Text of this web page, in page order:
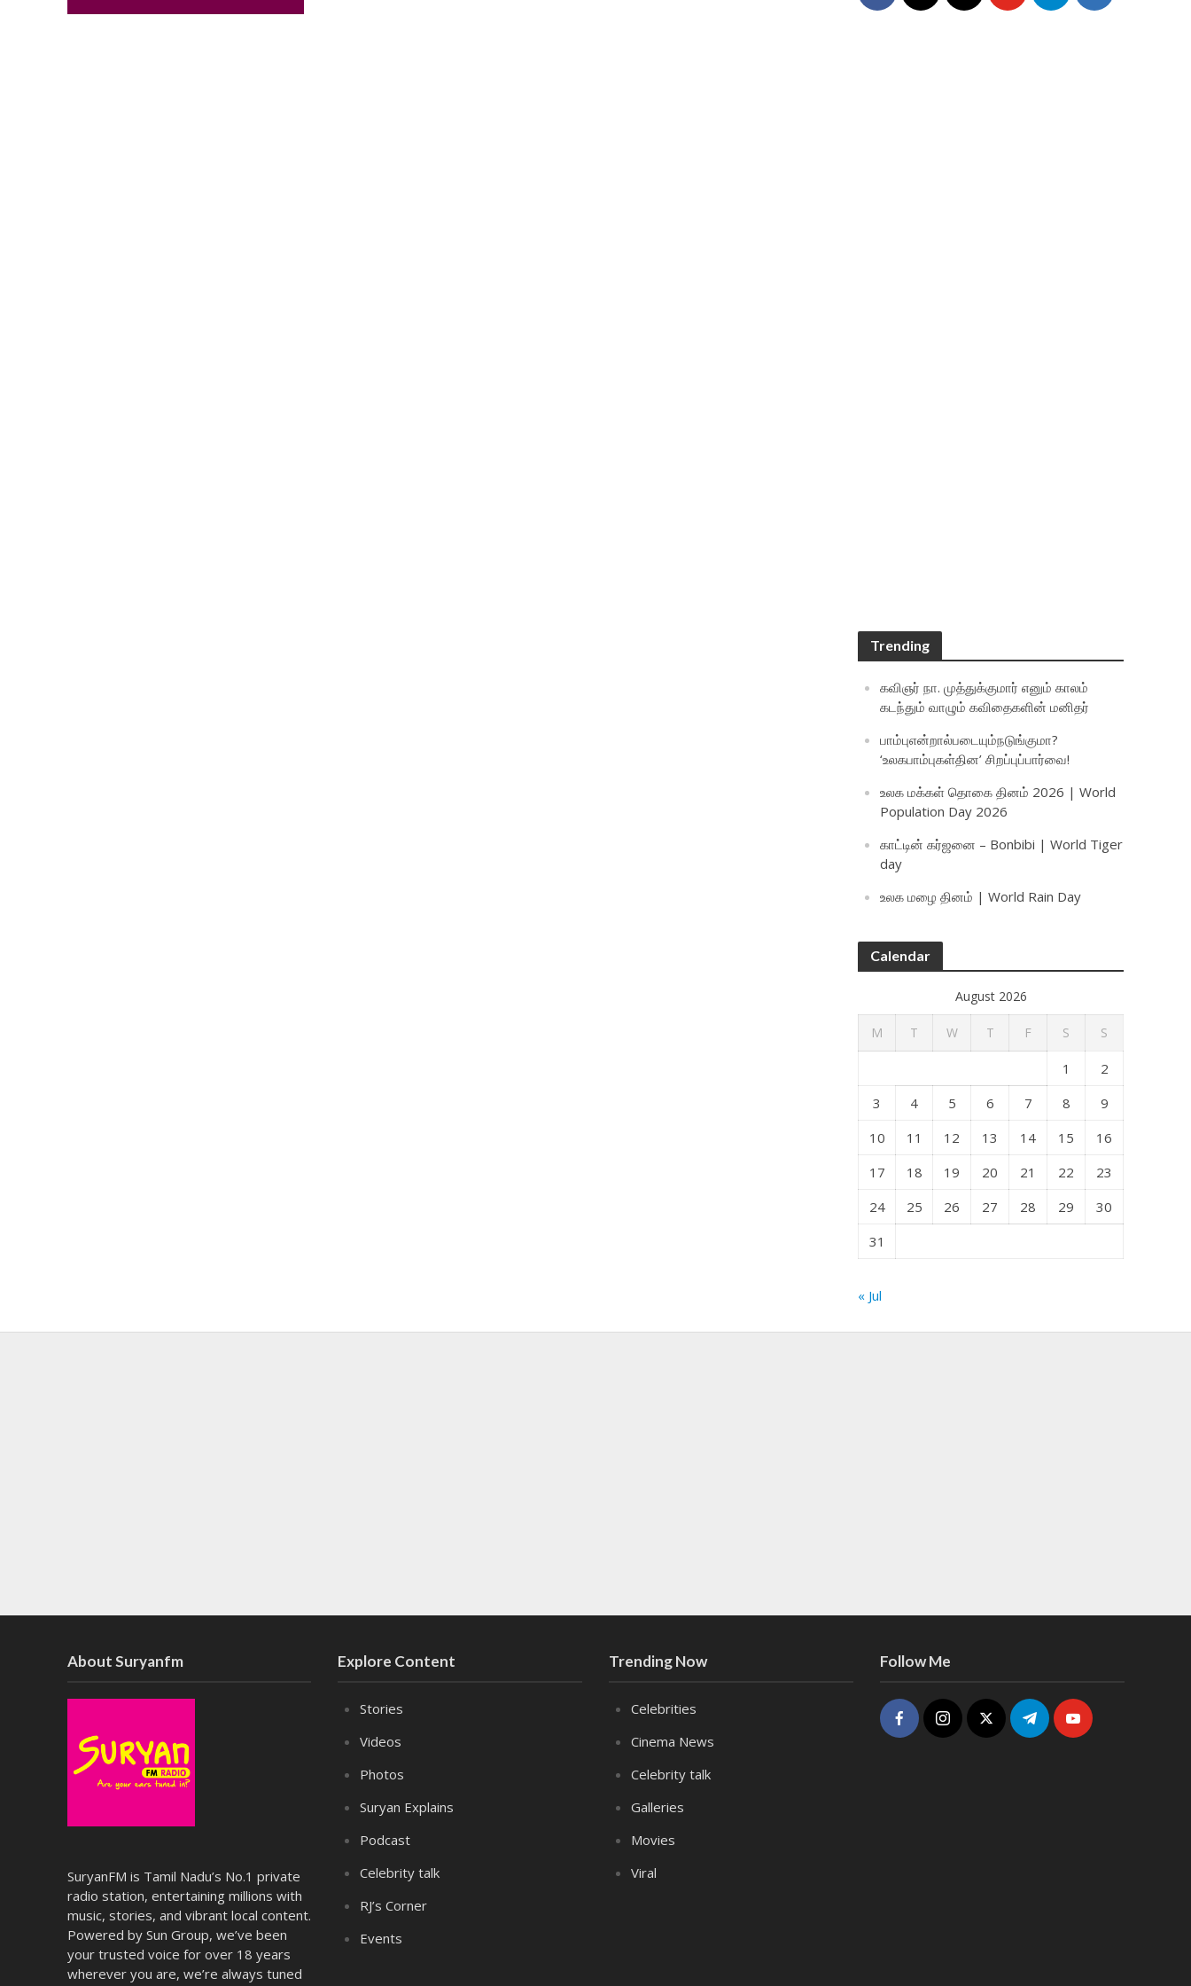
Trending
கவிஞர் நா. முத்துக்குமார் எனும் காலம்
கடந்தும் வாழும் கவிதைகளின் மனிதர்
பாம்புஎன்றால்படையும்நடுங்குமா?
‘உலகபாம்புகள்தின’ சிறப்புப்பார்வை!
உலக மக்கள் தொகை தினம் 2026 | World
Population Day 2026
காட்டின் கர்ஜனை – Bonbibi | World Tiger
day
உலக மழை தினம் | World Rain Day
Calendar
August 2026
M T W T F S S
1
2
3
4 5 6 7 8
9
10
11 12 13 14 15
16
17
18 19 20 21 22
23
24
25 26 27 28 29
30
31
« Jul
About Suryanfm
SuryanFM is Tamil Nadu’s No.1 private
radio station, entertaining millions with
music, stories, and vibrant local content.
Powered by Sun Group, we’ve been
your trusted voice for over 18 years
wherever you are, we’re always tuned
Explore Content
Stories
Videos
Photos
Suryan Explains
Podcast
Celebrity talk
RJ’s Corner
Events
Trending Now
Celebrities
Cinema News
Celebrity talk
Galleries
Movies
Viral
Follow Me